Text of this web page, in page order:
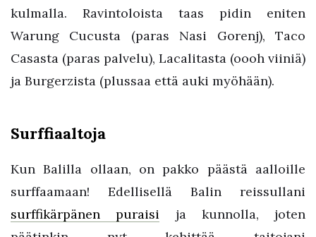
kulmalla. Ravintoloista taas pidin eniten
Warung Cucusta (paras Nasi Gorenj), Taco
Casasta (paras palvelu), Lacalitasta (oooh viiniä)
ja Burgerzista (plussaa että auki myöhään).
Surffiaaltoja
Kun Balilla ollaan, on pakko päästä aalloille
surffaamaan! Edellisellä Balin reissullani
surffikärpänen puraisi ja kunnolla, joten